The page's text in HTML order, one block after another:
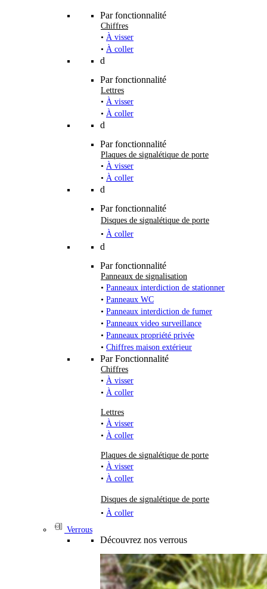
Par fonctionnalité
Chiffres
• À visser
• À coller
d
Par fonctionnalité
Lettres
• À visser
• À coller
d
Par fonctionnalité
Plaques de signalétique de porte
• À visser
• À coller
d
Par fonctionnalité
Disques de signalétique de porte
• À coller
d
Par fonctionnalité
Panneaux de signalisation
• Panneaux interdiction de stationner
• Panneaux WC
• Panneaux interdiction de fumer
• Panneaux video surveillance
• Panneaux propriété privée
• Chiffres maison extérieur
Par Fonctionnalité
Chiffres
• À visser
• À coller
Lettres
• À visser
• À coller
Plaques de signalétique de porte
• À visser
• À coller
Disques de signalétique de porte
• À coller
Verrous
Découvrez nos verrous